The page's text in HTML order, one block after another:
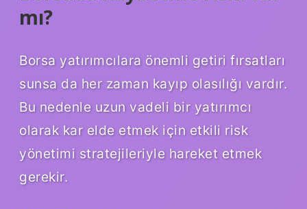
mı?
Borsa yatırımcılara önemli getiri fırsatları
sunsa da her zaman kayıp olasılığı vardır.
Bu nedenle uzun vadeli bir yatırımcı
olarak kar elde etmek için etkili risk
yönetimi stratejileriyle hareket etmek
gerekir.